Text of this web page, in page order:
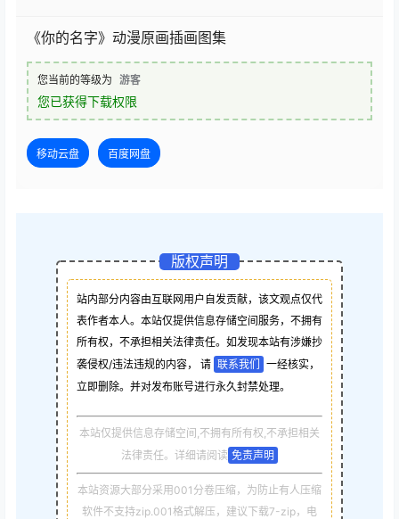
《你的名字》动漫原画插画图集
您当前的等级为 游客
您已获得下载权限
移动云盘 百度网盘
版权声明
站内部分内容由互联网用户自发贡献，该文观点仅代
表作者本人。本站仅提供信息存储空间服务，不拥有
所有权，不承担相关法律责任。如发现本站有涉嫌抄
袭侵权/违法违规的内容， 请 联系我们
一经核实，
立即删除。并对发布账号进行永久封禁处理。
本站仅提供信息存储空间,不拥有所有权,不承担相关
法律责任。详细请阅读 免责声明
本站资源大部分采用001分卷压缩，为防止有人压缩
软件不支持zip.001格式解压，建议下载7-zip，电